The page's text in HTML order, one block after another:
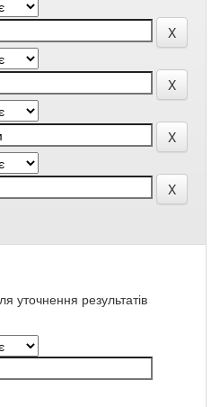
уточнення результатів